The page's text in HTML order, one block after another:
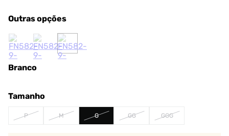
Outras opções
Branco
Tamanho
P M G GG GGG